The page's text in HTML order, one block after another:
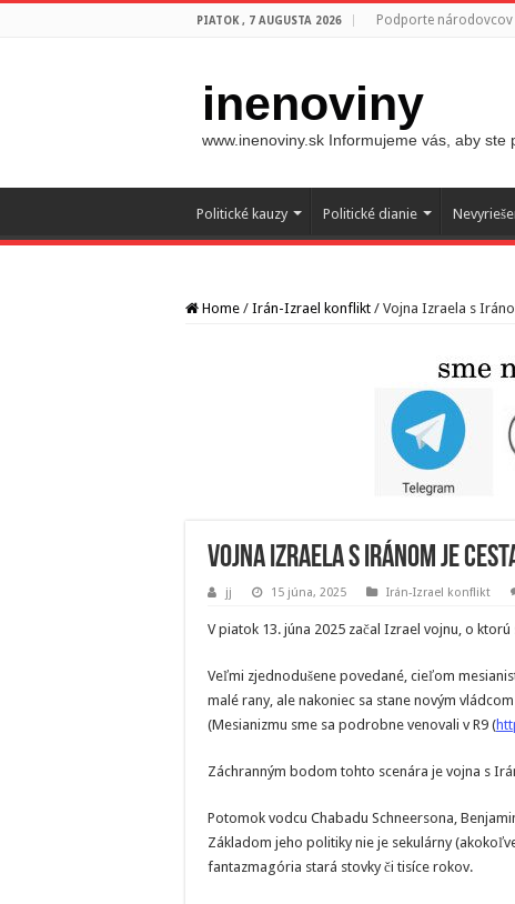
PIATOK , 7 AUGUSTA 2026 Podporte
inenoviny
www.inenoviny.sk Informujeme vás, aby
Politické kauzy Politické dianie
Home / Irán-Izrael konflikt / Vojna Izraela s
Vojna Izraela s Iránom je
jj 15 júna, 2025 Irán-Izrael konflikt
V piatok 13. júna 2025 začal Izrael vojnu, o
Veľmi zjednodušene povedané, cieľom
malé rany, ale nakoniec sa stane novým
(Mesianizmu sme sa podrobne venovali v R9 (
Záchranným bodom tohto scenára je vojna s
Potomok vodcu Chabadu Schneersona,
Základom jeho politiky nie je sekulárny
fantazmagória stará stovky či tisíce rokov.